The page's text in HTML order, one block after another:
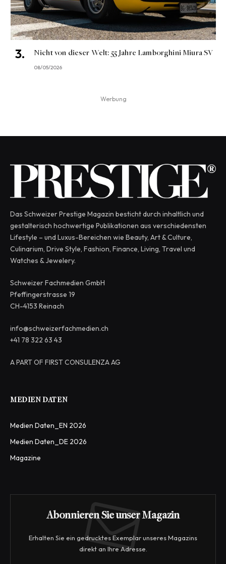
Nicht von dieser Welt: 55 Jahre Lamborghini Miura SV
08/05/2026
Werbung
Das Schweizer Prestige Magazin besticht durch inhaltlich und
gestalterisch hochwertige Publikationen aus verschiedensten
Lifestyle – und Luxus-Bereichen wie Beauty, Art & Culture,
Culinarium, Drive Style, Fashion, Finance, Living, Travel und
Watches & Jewelery.
Schweizer Fachmedien GmbH
Pfeffingerstrasse 19
CH-4153 Reinach
info@schweizerfachmedien.ch
+41 78 322 63 43
A PART OF FIRST CONSULENZA AG
MEDIEN DATEN
Medien Daten_EN 2026
Medien Daten_DE 2026
Magazine
Abonnieren Sie unser Magazin
Erhalten Sie ein gedrucktes Exemplar unseres Magazins
direkt an Ihre Adresse.